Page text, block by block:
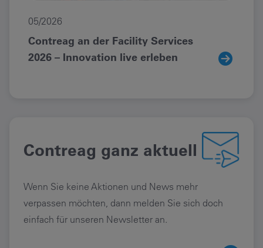
05/2026
Contreag an der Facility Services
2026 – Innovation live erleben
Contreag ganz aktuell
Wenn Sie keine Aktionen und News mehr
verpassen möchten, dann melden Sie sich doch
einfach für unseren Newsletter an.